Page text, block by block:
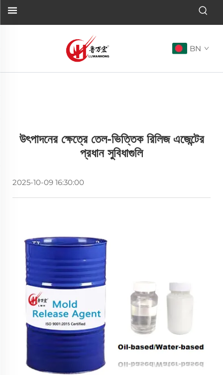
BN
উৎপাদনের ক্ষেত্রে তেল-ভিত্তিক রিলিজ এজেন্টের
প্রধান সুবিধাগুলি
2025-10-09 16:30:00